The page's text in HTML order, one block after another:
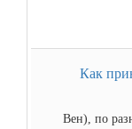
Как
Вен), по